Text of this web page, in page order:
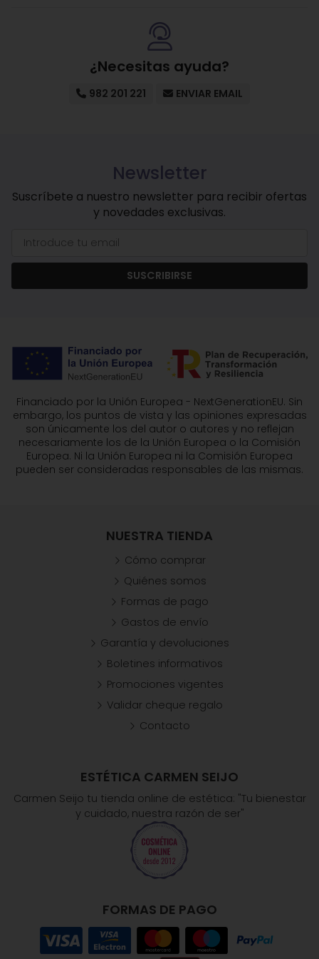
¿Necesitas ayuda?
982 201 221 ENVIAR EMAIL
Newsletter
Suscríbete a nuestro newsletter para recibir ofertas
y novedades exclusivas.
SUSCRIBIRSE
Financiado por la Unión Europea - NextGenerationEU. Sin
embargo, los puntos de vista y las opiniones expresadas
son únicamente los del autor o autores y no reflejan
necesariamente los de la Unión Europea o la Comisión
Europea. Ni la Unión Europea ni la Comisión Europea
pueden ser consideradas responsables de las mismas.
ESTÉTICA CARMEN SEIJO
Carmen Seijo tu tienda online de estética: "Tu bienestar
y cuidado, nuestra razón de ser"
FORMAS DE PAGO
NUESTRA TIENDA
Cómo comprar
Quiénes somos
Formas de pago
Gastos de envío
Garantía y devoluciones
Boletines informativos
Promociones vigentes
Validar cheque regalo
Contacto